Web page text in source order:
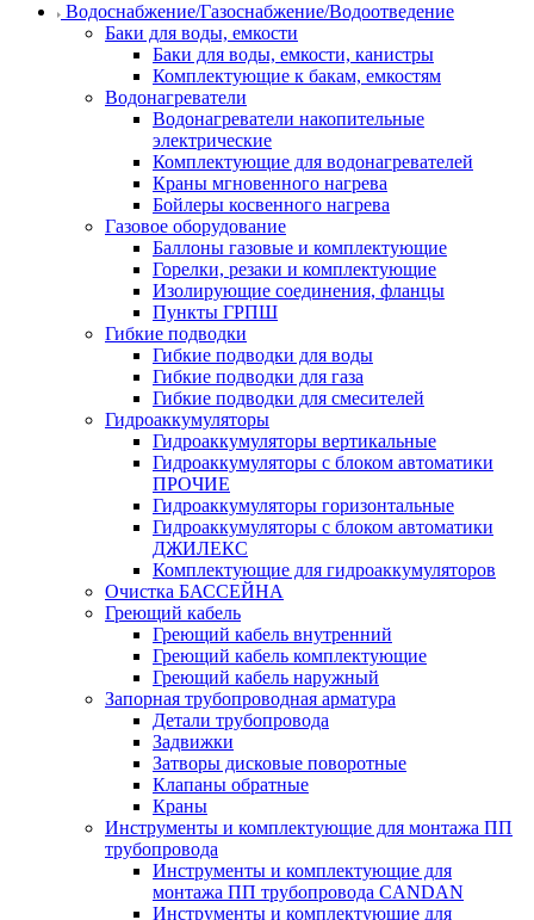
Водоснабжение/Газоснабжение/Водоотведение
Баки для воды, емкости
Баки для воды, емкости, канистры
Комплектующие к бакам, емкостям
Водонагреватели
Водонагреватели накопительные
электрические
Комплектующие для водонагревателей
Краны мгновенного нагрева
Бойлеры косвенного нагрева
Газовое оборудование
Баллоны газовые и комплектующие
Горелки, резаки и комплектующие
Изолирующие соединения, фланцы
Пункты ГРПШ
Гибкие подводки
Гибкие подводки для воды
Гибкие подводки для газа
Гибкие подводки для смесителей
Гидроаккумуляторы
Гидроаккумуляторы вертикальные
Гидроаккумуляторы с блоком автоматики
ПРОЧИЕ
Гидроаккумуляторы горизонтальные
Гидроаккумуляторы с блоком автоматики
ДЖИЛЕКС
Комплектующие для гидроаккумуляторов
Очистка БАССЕЙНА
Греющий кабель
Греющий кабель внутренний
Греющий кабель комплектующие
Греющий кабель наружный
Запорная трубопроводная арматура
Детали трубопровода
Задвижки
Затворы дисковые поворотные
Клапаны обратные
Краны
Инструменты и комплектующие для монтажа ПП
трубопровода
Инструменты и комплектующие для
монтажа ПП трубопровода CANDAN
Инструменты и комплектующие для